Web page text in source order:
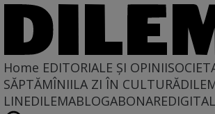
Home EDITORIALE ȘI OPINII
SĂPTĂMÎNIILA ZI ÎN CULTURĂ
LINEDILEMABLOGABONAREDIGITAL